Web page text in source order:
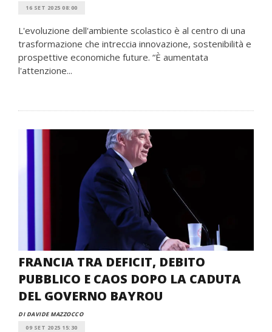
16 SET 2025 08:00
L'evoluzione dell'ambiente scolastico è al centro di una
trasformazione che intreccia innovazione, sostenibilità e
prospettive economiche future. “È aumentata
l'attenzione...
FRANCIA TRA DEFICIT, DEBITO
PUBBLICO E CAOS DOPO LA CADUTA
DEL GOVERNO BAYROU
DI DAVIDE MAZZOCCO
09 SET 2025 15:30